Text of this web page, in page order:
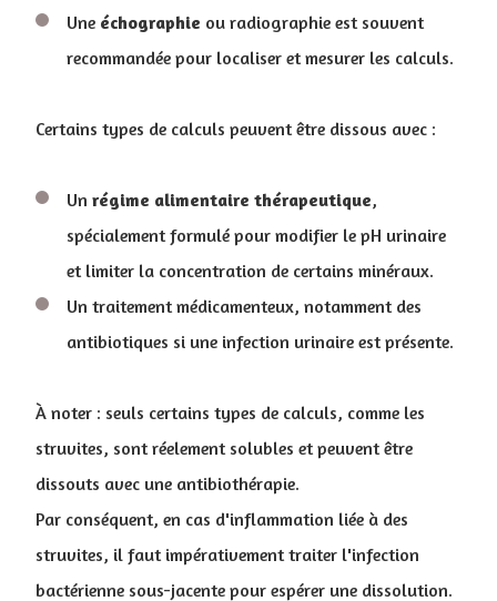
Une échographie ou radiographie est souvent
recommandée pour localiser et mesurer les calculs.
Certains types de calculs peuvent être dissous avec :
Un régime alimentaire thérapeutique,
spécialement formulé pour modifier le pH urinaire
et limiter la concentration de certains minéraux.
Un traitement médicamenteux, notamment des
antibiotiques si une infection urinaire est présente.
À noter : seuls certains types de calculs, comme les
struvites, sont réelement solubles et peuvent être
dissouts avec une antibiothérapie.
Par conséquent, en cas d'inflammation liée à des
struvites, il faut impérativement traiter l'infection
bactérienne sous-jacente pour espérer une dissolution.